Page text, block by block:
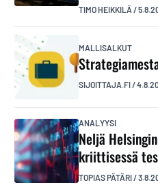
TIMO HEIKKILÄ /
MALLISALKUT
SIJOITTAJA.FI/
ANALYYSI
Neljä
kriittisessä
TOPIAS PÄTÄRI/